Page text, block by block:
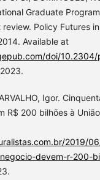
Graduate
Policy Futures
Available at
doi/10.2304/
Igor.
R$ 200 bilhões à
2019/
devem-r-200-